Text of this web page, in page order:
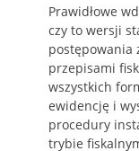
Prawidłowe
czy to wersji
postępowania
przepisami
wszystkich
ewidencję i
procedury
trybie